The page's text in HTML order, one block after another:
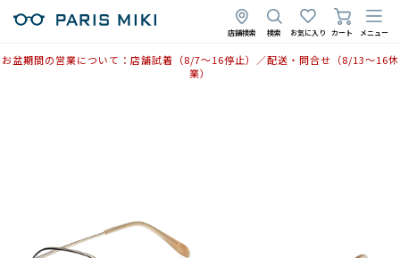
店舗検索 検索 お気に入り カート メニュー
お盆期間の営業について：店舗試着（8/7〜16停止）／配送・問合せ（8/13〜16休
業）